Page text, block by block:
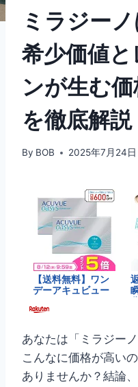
ミラジー
希少価値
ンが生む
を徹底解説
By BOB 2025年7月24日
あなたは「ミラジー
こんなに価格が高い
ありませんか？結論